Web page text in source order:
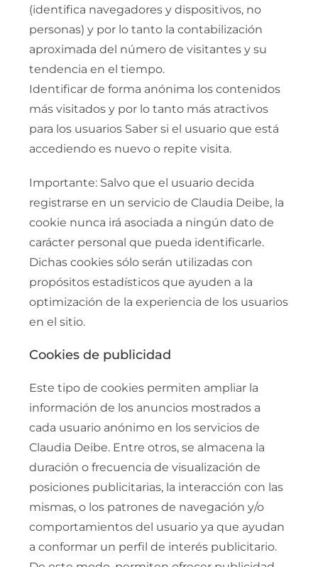
(identifica navegadores y dispositivos, no
personas) y por lo tanto la contabilización
aproximada del número de visitantes y su
tendencia en el tiempo.
Identificar de forma anónima los contenidos
más visitados y por lo tanto más atractivos
para los usuarios Saber si el usuario que está
accediendo es nuevo o repite visita.
Importante: Salvo que el usuario decida
registrarse en un servicio de Claudia Deibe, la
cookie nunca irá asociada a ningún dato de
carácter personal que pueda identificarle.
Dichas cookies sólo serán utilizadas con
propósitos estadísticos que ayuden a la
optimización de la experiencia de los usuarios
en el sitio.
Cookies de publicidad
Este tipo de cookies permiten ampliar la
información de los anuncios mostrados a
cada usuario anónimo en los servicios de
Claudia Deibe. Entre otros, se almacena la
duración o frecuencia de visualización de
posiciones publicitarias, la interacción con las
mismas, o los patrones de navegación y/o
comportamientos del usuario ya que ayudan
a conformar un perfil de interés publicitario.